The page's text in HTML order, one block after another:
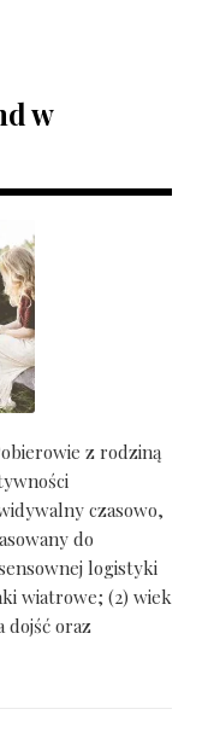
w
z rodziną
czasowo,
do
logistyki
wiatrowe; (2) wiek
dojść oraz